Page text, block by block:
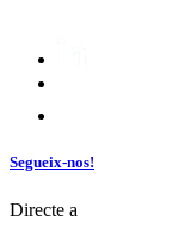
Segueix-nos!
Directe a